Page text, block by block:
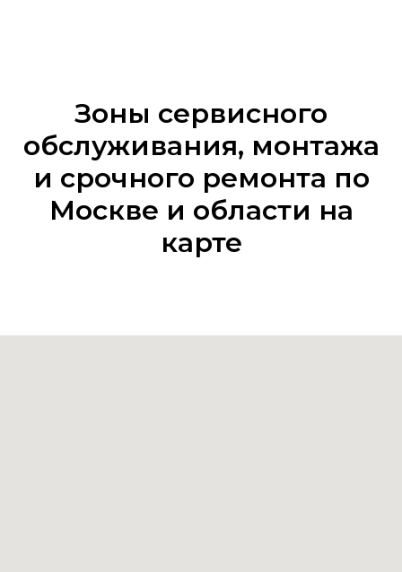
Зоны сервисного
обслуживания, монтажа
и срочного ремонта по
Москве и области на
карте